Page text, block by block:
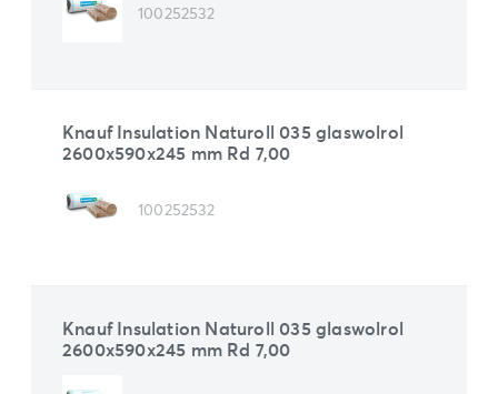
100252532
Knauf Insulation Naturoll 035 glaswolrol
2600x590x245 mm Rd 7,00
100252532
Knauf Insulation Naturoll 035 glaswolrol
2600x590x245 mm Rd 7,00